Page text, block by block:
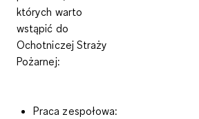
których warto
wstąpić do
Ochotniczej Straży
Pożarnej:
Praca zespołowa: